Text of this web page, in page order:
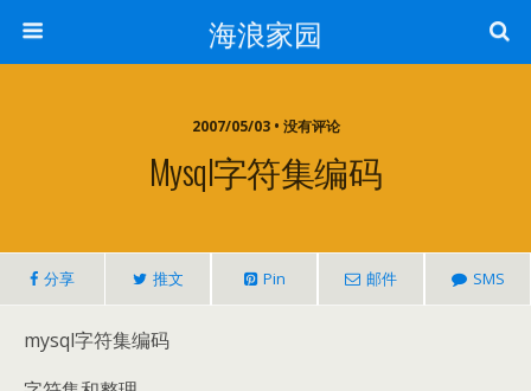
海浪家园
2007/05/03 • 没有评论
Mysql字符集编码
分享 推文 Pin 邮件 SMS
mysql字符集编码